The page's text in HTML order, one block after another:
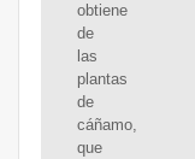
obtiene
de
las
plantas
de
cáñamo,
que